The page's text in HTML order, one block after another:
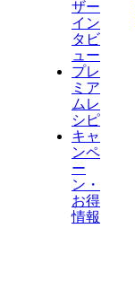
ザー
イン
タビ
ュー
プレ
ミア
ムレ
シピ
キャ
ンペ
ー
ン・
お得
情報